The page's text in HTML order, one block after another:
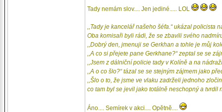
Tady nemám slov.... Jen jediné..... LOL
,,Tady je kancelář našeho šéfa.“ ukázal policista
Oba komisaři byli rádi, že se zbavili svého
,,Dobrý den, jmenuji se Gerkhan a tohle je můj
,,A co si přejete pane Gerkhane?“ zeptal se se
,,Jsem z dálniční policie tady v Kolíně a na
,,A o co šlo?“ tázal se se stejným zájmem jako
,,Šlo o to, že jsme ve vlaku zadrželi jednoho
co tam byl se jevil jako totálně neschopný a tvrdil
Áno.... Semírek v akci.... Opětně....